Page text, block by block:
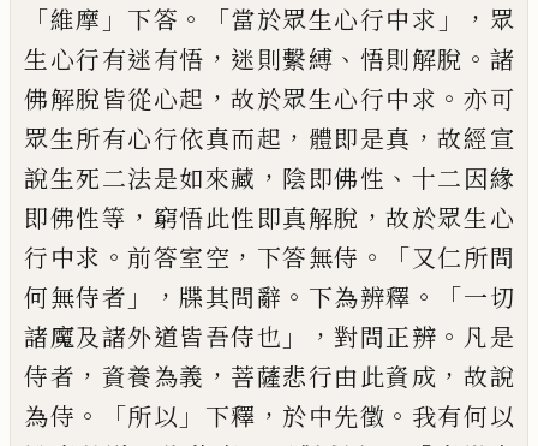
「維摩 」 下答 。「當於眾生心行中求 」， 眾
生心行有迷有悟 ， 迷則繫縛 、 悟則解脫 。 諸
佛解脫皆從心起 ，故於眾生心行中求 。 亦可
眾生所有心行依真而起 ， 體即是真 ，故經宣
說生死二法是如來藏 ， 陰即佛性 、 十二因緣
即佛性等 ， 窮悟此性即真解脫 ，故於眾生心
行中求 。前答室空 ， 下答無侍 。「又仁所問
何無侍者 」， 牒其問辭 。 下為辨釋 。「一切
諸魔及諸外道皆吾侍也 」，對問正辨 。 凡是
侍者 ， 資養為義 ， 菩薩悲行由此資成 ，故說
為侍 。「所以 」 下釋 ， 於中先徵 。 我有何以